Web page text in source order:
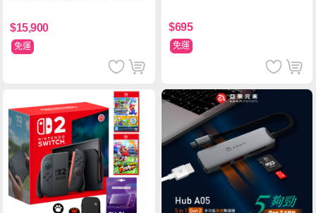
$15,900
免運
$695
免運